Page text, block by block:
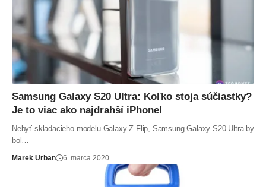
Samsung Galaxy S20 Ultra: Koľko stoja súčiastky?
Je to viac ako najdrahší iPhone!
Nebyť skladacieho modelu Galaxy Z Flip, Samsung Galaxy S20 Ultra by
bol…
Marek Urban 6. marca 2020